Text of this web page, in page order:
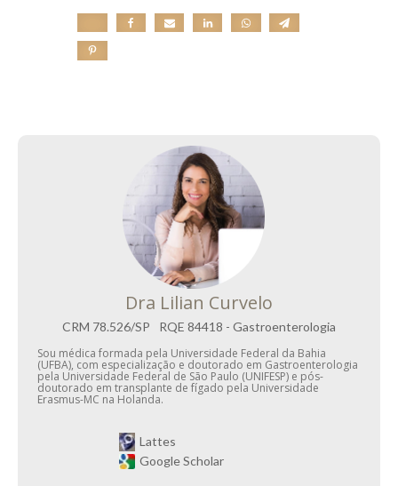
Dra Lilian Curvelo
CRM 78.526/SP RQE 84418 - Gastroenterologia
Sou médica formada pela Universidade Federal da Bahia
(UFBA), com especialização e doutorado em Gastroenterologia
pela Universidade Federal de São Paulo (UNIFESP) e pós-
doutorado em transplante de fígado pela Universidade
Erasmus-MC na Holanda.
Lattes
Google Scholar